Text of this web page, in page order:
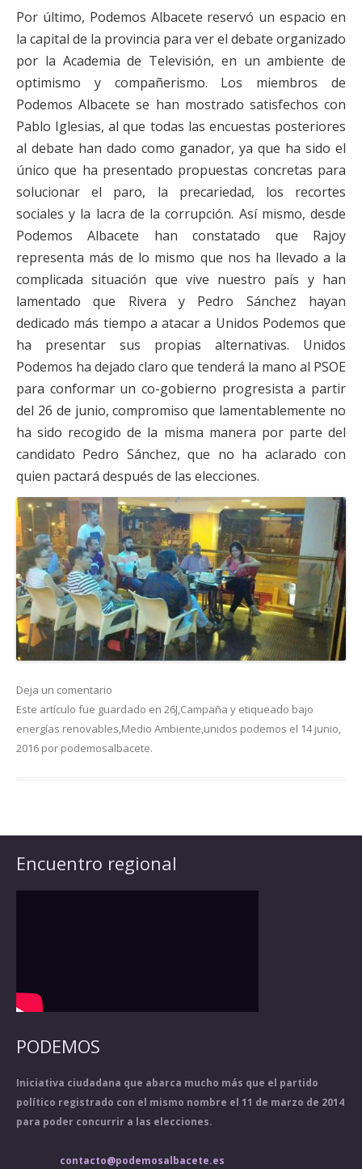
Por último, Podemos Albacete reservó un espacio en
la capital de la provincia para ver el debate organizado
por la Academia de Televisión, en un ambiente de
optimismo y compañerismo. Los miembros de
Podemos Albacete se han mostrado satisfechos con
Pablo Iglesias, al que todas las encuestas posteriores
al debate han dado como ganador, ya que ha sido el
único que ha presentado propuestas concretas para
solucionar el paro, la precariedad, los recortes
sociales y la lacra de la corrupción. Así mismo, desde
Podemos Albacete han constatado que Rajoy
representa más de lo mismo que nos ha llevado a la
complicada situación que vive nuestro país y han
lamentado que Rivera y Pedro Sánchez hayan
dedicado más tiempo a atacar a Unidos Podemos que
ha presentar sus propias alternativas. Unidos
Podemos ha dejado claro que tenderá la mano al PSOE
para conformar un co-gobierno progresista a partir
del 26 de junio, compromiso que lamentablemente no
ha sido recogido de la misma manera por parte del
candidato Pedro Sánchez, que no ha aclarado con
quien pactará después de las elecciones.
Deja un comentario
Este artículo fue guardado en 26J,Campaña y etiqueado bajo
energías renovables,Medio Ambiente,unidos podemos el 14 junio,
2016 por podemosalbacete.
Encuentro regional
PODEMOS
Iniciativa ciudadana que abarca mucho más que el partido
político registrado con el mismo nombre el 11 de marzo de 2014
para poder concurrir a las elecciones.
contacto@podemosalbacete.es